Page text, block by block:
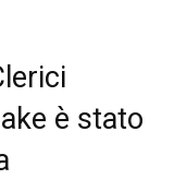
è stato